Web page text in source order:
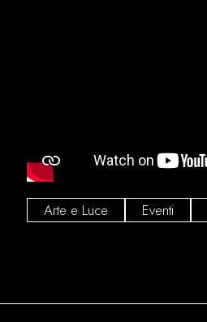
Arte e Luce Eventi